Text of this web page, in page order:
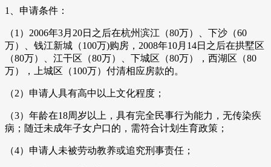
1、申请条件：
（1）2006年3月20日之后在杭州滨江（80万）、下沙（60
万）、钱江新城（100万)购房，2008年10月14日之后在拱墅区
（80万）、江干区（80万）、下城区（80万），西湖区（80
万），上城区（100万）付清相应房款的。
（2）申请人具有高中以上文化程度；
（3）年龄在18周岁以上，具有完全民事行为能力，无传染疾
病；随迁未成年子女户口的，需符合计划生育政策；
（4）申请人未被劳动教养或追究刑事责任；